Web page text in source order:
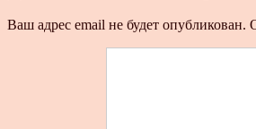
Ваш адрес email не будет опубликован.